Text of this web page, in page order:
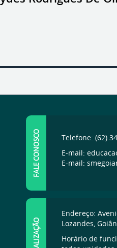
FALE CONOSCO
Telefone: (62)
E-mail:
E-mail:
LOCALIZAÇÃO
Endereço:
Lozandes,
Horário de